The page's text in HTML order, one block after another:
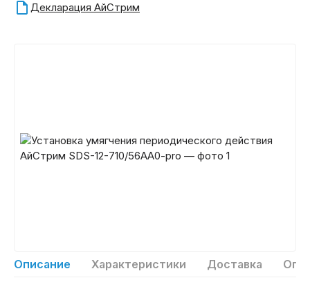
Описание Характеристики Доставка
Декларация АйСтрим